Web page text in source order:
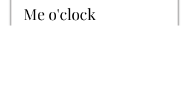
Me o'clock